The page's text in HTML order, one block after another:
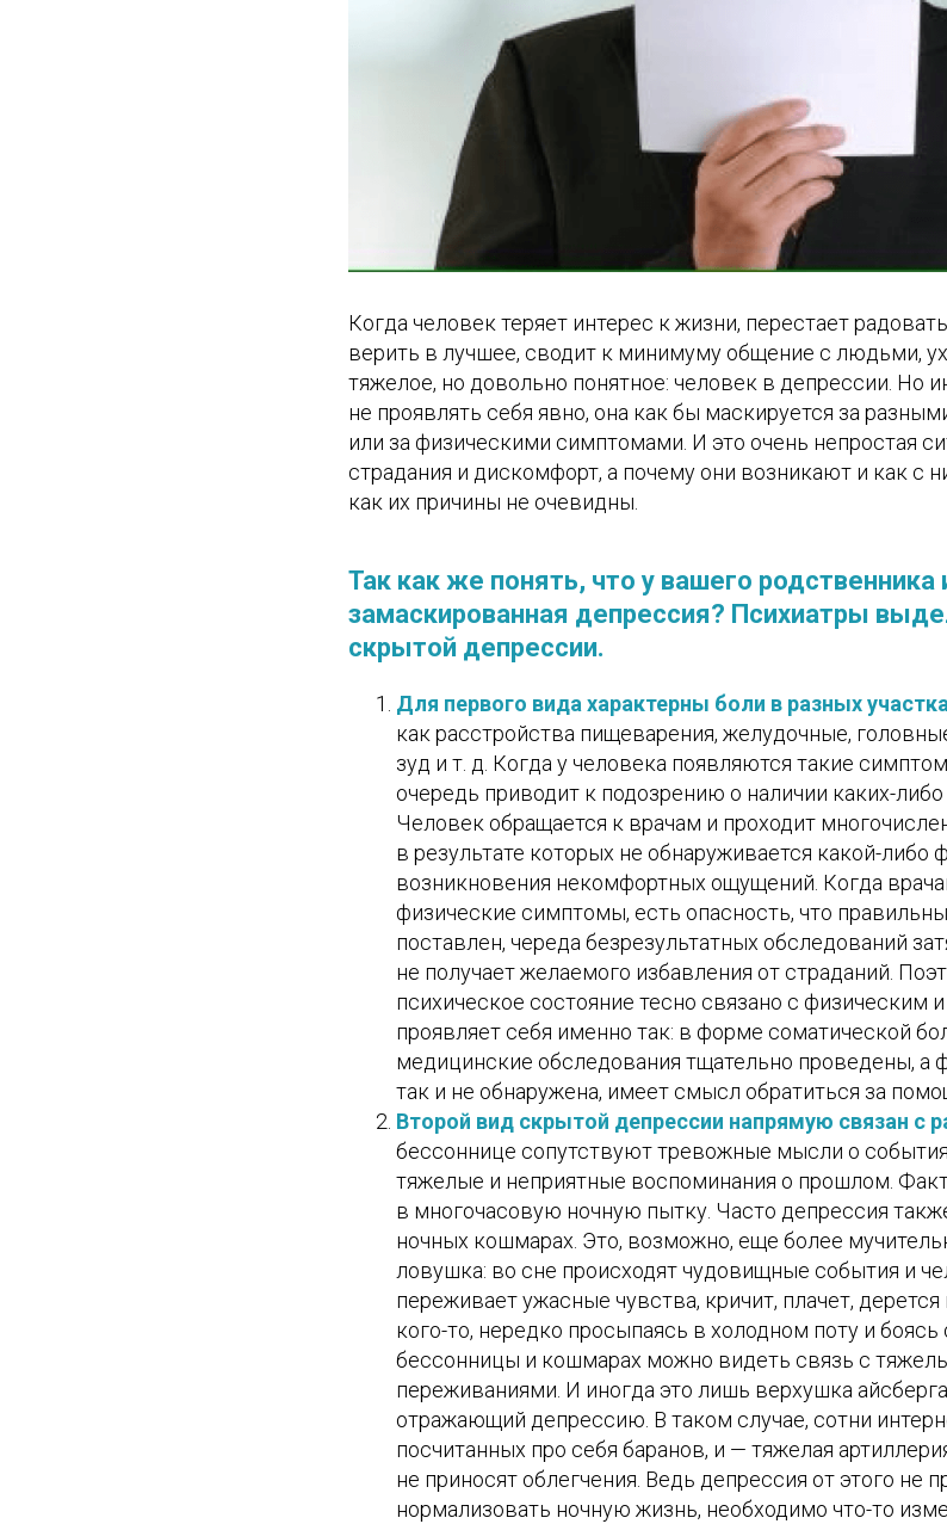
Когда человек теряет интерес к жизни, перестает
верить в лучшее, сводит к минимуму общение с людьми,
тяжелое, но довольно понятное: человек в депрессии. Но
не проявлять себя явно, она как бы маскируется за
или за физическими симптомами. И это очень непростая
страдания и дискомфорт, а почему они возникают и как с
как их причины не очевидны.
Так как же понять, что у вашего родственника
замаскированная депрессия? Психиатры
скрытой депрессии.
Для первого вида характерны боли в разных
как расстройства пищеварения, желудочные,
зуд и т. д. Когда у человека появляются такие
очередь приводит к подозрению о наличии каких-
Человек обращается к врачам и проходит
в результате которых не обнаруживается какой-либо
возникновения некомфортных ощущений. Когда
физические симптомы, есть опасность, что
поставлен, череда безрезультатных обследований
не получает желаемого избавления от страданий.
психическое состояние тесно связано с физическим
проявляет себя именно так: в форме соматической
медицинские обследования тщательно проведены, а
так и не обнаружена, имеет смысл обратиться за
Второй вид скрытой депрессии напрямую связан с
бессоннице сопутствуют тревожные мысли о
тяжелые и неприятные воспоминания о прошлом.
в многочасовую ночную пытку. Часто депрессия
ночных кошмарах. Это, возможно, еще более
ловушка: во сне происходят чудовищные события и
переживает ужасные чувства, кричит, плачет,
кого-то, нередко просыпаясь в холодном поту и боясь
бессонницы и кошмарах можно видеть связь с
переживаниями. И иногда это лишь верхушка
отражающий депрессию. В таком случае, сотни
посчитанных про себя баранов, и — тяжелая
не приносят облегчения. Ведь депрессия от этого не
нормализовать ночную жизнь, необходимо что-то